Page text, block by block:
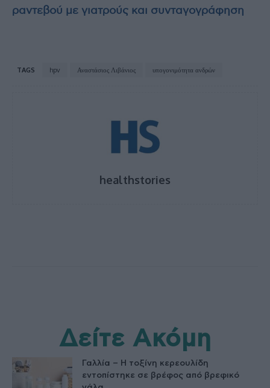
ραντεβού με γιατρούς και συνταγογράφηση
TAGS hpv Αναστάσιος Λιβάνιος υπογονιμότητα ανδρών
healthstories
Δείτε Ακόμη
Γαλλία – Η τοξίνη κερεουλίδη
εντοπίστηκε σε βρέφος από βρεφικό